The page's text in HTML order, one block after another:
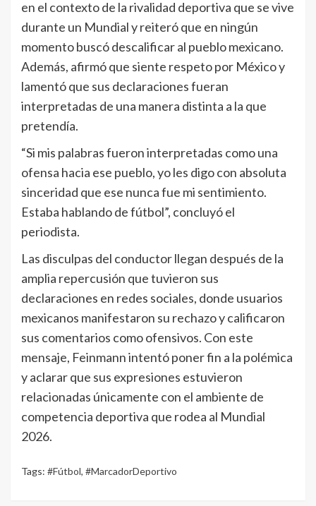
en el contexto de la rivalidad deportiva que se vive
durante un Mundial y reiteró que en ningún
momento buscó descalificar al pueblo mexicano.
Además, afirmó que siente respeto por México y
lamentó que sus declaraciones fueran
interpretadas de una manera distinta a la que
pretendía.
“Si mis palabras fueron interpretadas como una
ofensa hacia ese pueblo, yo les digo con absoluta
sinceridad que ese nunca fue mi sentimiento.
Estaba hablando de fútbol”, concluyó el
periodista.
Las disculpas del conductor llegan después de la
amplia repercusión que tuvieron sus
declaraciones en redes sociales, donde usuarios
mexicanos manifestaron su rechazo y calificaron
sus comentarios como ofensivos. Con este
mensaje, Feinmann intentó poner fin a la polémica
y aclarar que sus expresiones estuvieron
relacionadas únicamente con el ambiente de
competencia deportiva que rodea al Mundial
2026.
Tags: #Fútbol, #MarcadorDeportivo